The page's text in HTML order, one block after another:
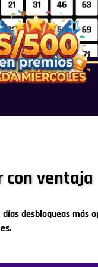
con ventaja
desbloqueas más